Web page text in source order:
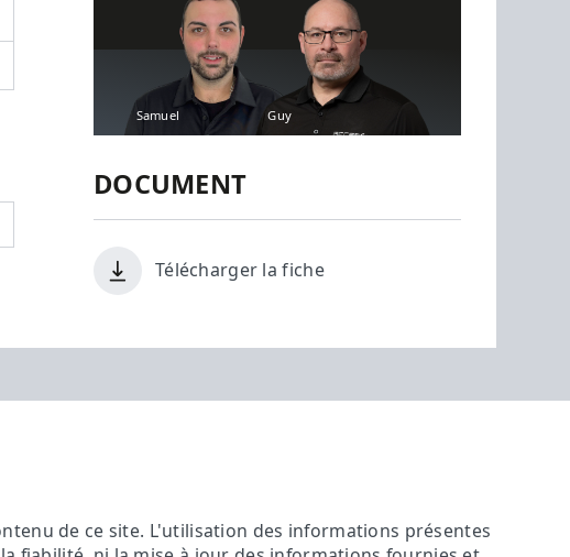
Samuel Guy
DOCUMENT
Télécharger la fiche
de ce site. L'utilisation des informations présentes